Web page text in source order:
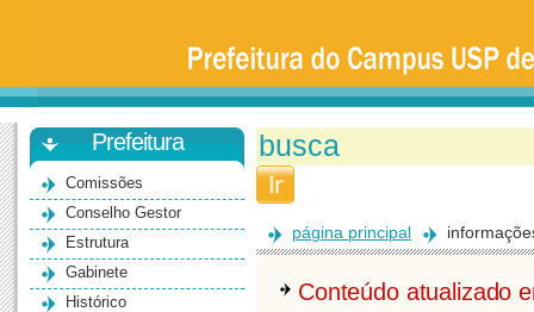
Universidade
São
Paulo
-
BauruPrefeitura
Comissões
Conselho Gestor
Estrutura
Gabinete
Histórico
página principal
Conteúdo atualizado